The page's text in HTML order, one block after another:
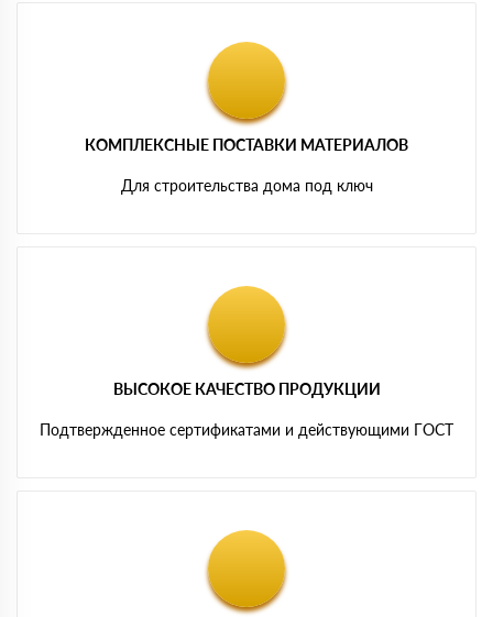
КОМПЛЕКСНЫЕ ПОСТАВКИ МАТЕРИАЛОВ
Для строительства дома под ключ
ВЫСОКОЕ КАЧЕСТВО ПРОДУКЦИИ
Подтвержденное сертификатами и действующими ГОСТ